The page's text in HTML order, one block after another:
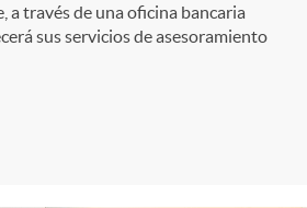
a través de una oficina bancaria
sus servicios de asesoramiento